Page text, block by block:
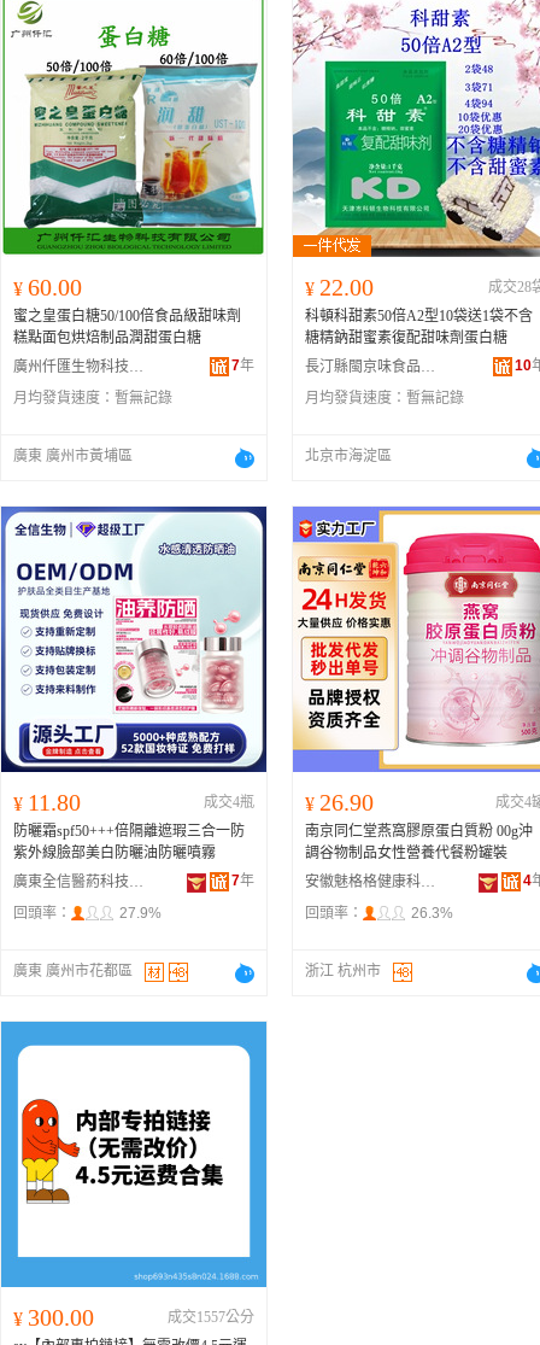
¥ 60.00
蜜之皇蛋白糖50/100倍食品級甜味劑
糕點面包烘焙制品潤甜蛋白糖
廣州仟匯生物科技有限公司
7年
月均發貨速度： 暫無記錄
廣東 廣州市黃埔區
¥ 22.00
成交28
科頓科甜素50倍A2型10袋送1袋不含
糖精鈉甜蜜素復配甜味劑蛋白糖
長汀縣閩京味食品經營部
10
月均發貨速度： 暫無記錄
北京市海淀區
¥ 11.80
成交4瓶
防曬霜spf50+++倍隔離遮瑕三合一防
紫外線臉部美白防曬油防曬噴霧
廣東全信醫葯科技有限公司
7年
回頭率：
27.9%
廣東 廣州市花都區
¥ 26.90
成交4
南京同仁堂燕窩膠原蛋白質粉 00g沖
調谷物制品女性營養代餐粉罐裝
安徽魅格格健康科技有限公司
4
回頭率：
26.3%
浙江 杭州市
¥ 300.00
成交1557公分